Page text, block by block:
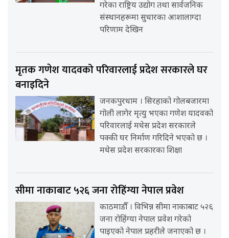
गरेका राष्ट्रिय उद्योग तथा सार्वजनिक
संस्थानहरूमा सुधारका आशालाग्दा
परिणाम देखिन
मृतक गणेश यादवको परिवारलाई प्रदेश सरकारले घर
बनाइदिने
जनकपुरधाम । सिरहाको गोलबजारमा
गोली लागेर मृत्यु भएका गणेश यादवको
परिवारलाई मधेस प्रदेश सरकारले
पक्की घर निर्माण गरिदिने भएको छ ।
मधेस प्रदेश सरकारका शिक्षा
सीमा नाकाबाट ५२६ जना रोहिंग्या नेपाल प्रवेश
काठमाडौँ । विभिन्न सीमा नाकाबाट ५२६
जना रोहिंग्या नेपाल प्रवेश गरेको
पाइएको नेपाल प्रहरीले जनाएको छ ।